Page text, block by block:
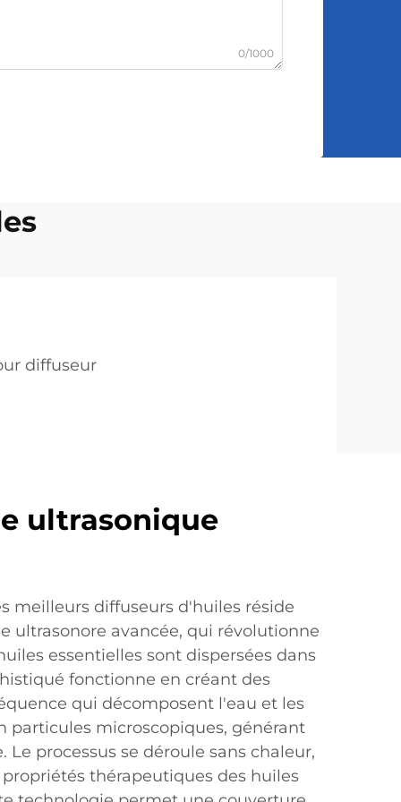
0/1000
diffuseur
ultrasonique
meilleurs diffuseurs d'huiles réside
ultrasonore avancée, qui révolutionne
essentielles sont dispersées dans
fonctionne en créant des
qui décomposent l'eau et les
particules microscopiques, générant
processus se déroule sans chaleur,
thérapeutiques des huiles